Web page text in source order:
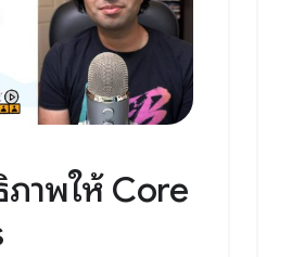
าพให้ Core